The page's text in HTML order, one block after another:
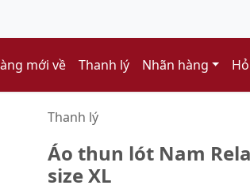
mới về Thanh lý Nhãn hàng
Thanh lý
Áo thun lót Nam
size XL